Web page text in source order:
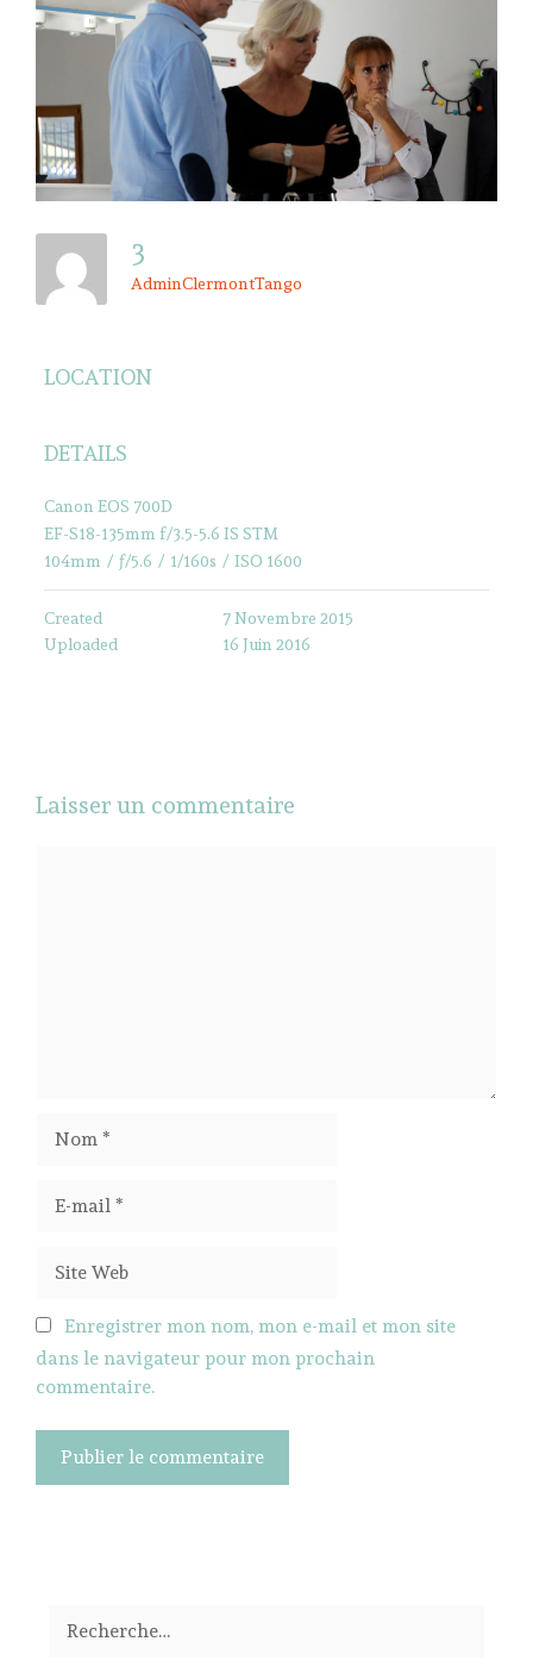
3
AdminClermontTango
LOCATION
DETAILS
Canon EOS 700D
EF-S18-135mm f/3.5-5.6 IS STM
104mm / ƒ/5.6 / 1/160s / ISO 1600
Created
7 Novembre 2015
Uploaded
16 Juin 2016
Laisser un commentaire
mail
Web
Enregistrer mon nom, mon e-mail et mon site
dans le navigateur pour mon prochain
commentaire.